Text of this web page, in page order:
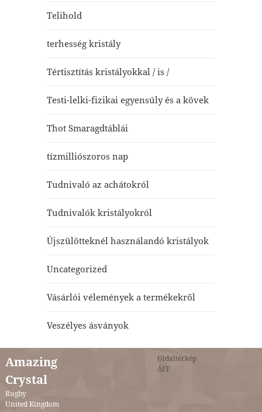
Telihold
terhesség kristály
Tértisztítás kristályokkal / is /
Testi-lelki-fizikai egyensúly és a kövek
Thot Smaragdtáblái
tízmilliószoros nap
Tudnivaló az achátokról
Tudnivalók kristályokról
Újszülötteknél használandó kristályok
Uncategorized
Vásárlói vélemények a termékekről
Veszélyes ásványok
Amazing
Crystal
Rugby
United Kingdom
Oldaltérkép
ÁFF